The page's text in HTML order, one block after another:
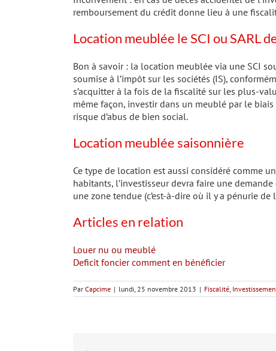
remboursement du crédit donne lieu à une
Location meublée le SCI ou SARL
Bon à savoir : la location meublée via une SCI
soumise à l’impôt sur les sociétés (IS),
s’acquitter à la fois de la fiscalité sur les plus-
même façon, investir dans un meublé par le
risque d’abus de bien social.
Location meublée saisonnière
Ce type de location est aussi considéré comme
habitants, l’investisseur devra faire une
une zone tendue (c’est-à-dire où il y a pénurie
Articles en relation
Louer nu ou meublé
Deficit foncier comment en bénéficier
Par Capcime | lundi, 25 novembre 2013 | Fiscalité,